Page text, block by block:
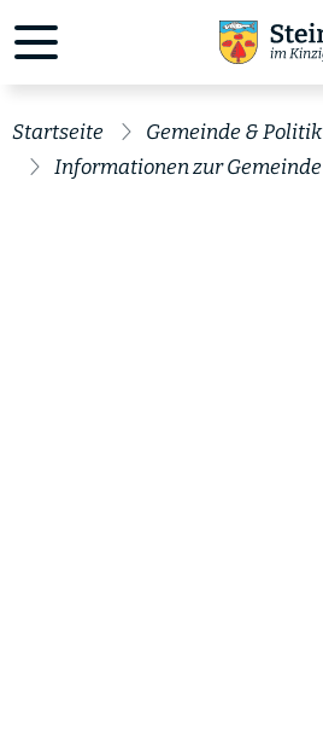
Startseite
Gemeinde & Politik
Informationen zur Gemeinde